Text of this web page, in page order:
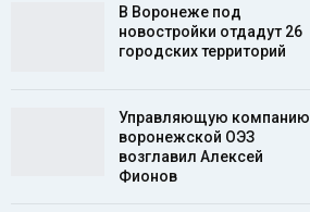
В Воронеже под
новостройки отдадут 26
городских территорий
Управляющую компанию
воронежской ОЭЗ
возглавил Алексей
Фионов